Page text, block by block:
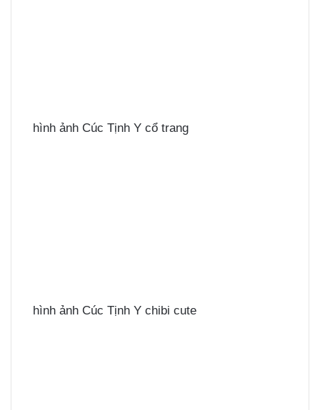
hình ảnh Cúc Tịnh Y cổ trang
hình ảnh Cúc Tịnh Y chibi cute